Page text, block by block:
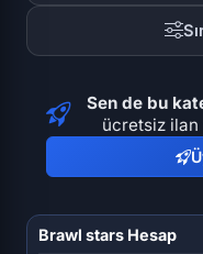
Sen de bu
ücretsiz ilan
Brawl stars Hesap